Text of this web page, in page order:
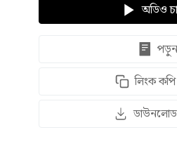
অডিও
পড়ুন
লিংক